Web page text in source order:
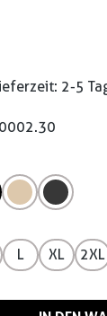
2-5
L XL 2XL